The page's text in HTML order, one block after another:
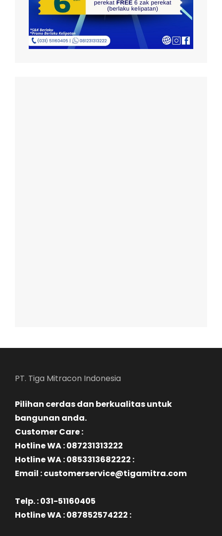
PT. Tiga Mitracon Indonesia
Pilihan cerdas dan berkualitas untuk
bangunan anda.
Customer Care :
Hotline WA : 087231313222
Hotline WA : 0853313682222 :
Email : customerservice@tigamitra.com
Telp. : 031-51160405
Hotline WA : 087852574222 :